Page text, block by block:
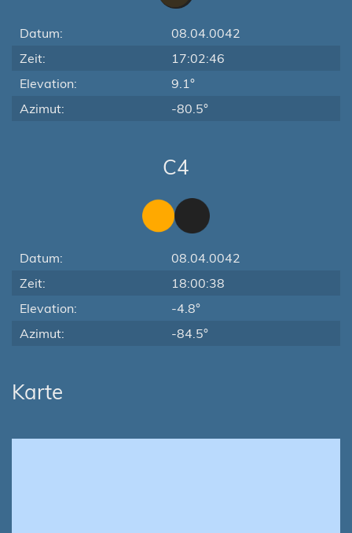
Datum:
08.04.0042
Zeit:
17:02:46
Elevation:
9.1°
Azimut:
-80.5°
C4
Datum:
08.04.0042
Zeit:
18:00:38
Elevation:
-4.8°
Azimut:
-84.5°
Karte